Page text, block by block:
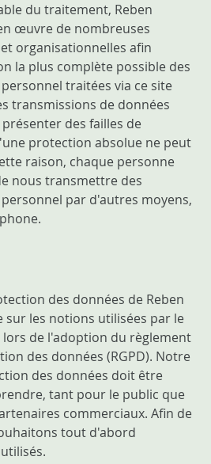
du traitement, Reben
œuvre de nombreuses
organisationnelles afin
la plus complète possible des
traitées via ce site
transmissions de données
des failles de
protection absolue ne peut
raison, chaque personne
nous transmettre des
par d'autres moyens,
des données de Reben
sur les notions utilisées par le
de l'adoption du règlement
des données (RGPD). Notre
des données doit être
tant pour le public que
commerciaux. Afin de
tout d'abord